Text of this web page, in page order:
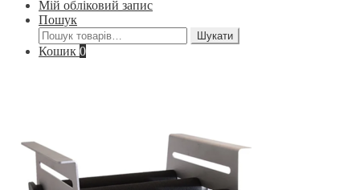
Мій обліковий запис
Пошук
Шукати:
Шукати
Кошик 0